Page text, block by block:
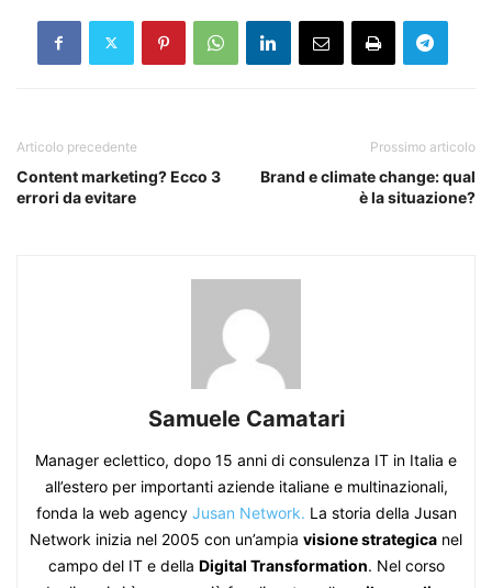
Articolo precedente
Content marketing? Ecco 3
errori da evitare
Prossimo articolo
Brand e climate change: qual
è la situazione?
Samuele Camatari
Manager eclettico, dopo 15 anni di consulenza IT in Italia e
all’estero per importanti aziende italiane e multinazionali,
fonda la web agency Jusan Network. La storia della Jusan
Network inizia nel 2005 con un’ampia visione strategica nel
campo del IT e della Digital Transformation. Nel corso